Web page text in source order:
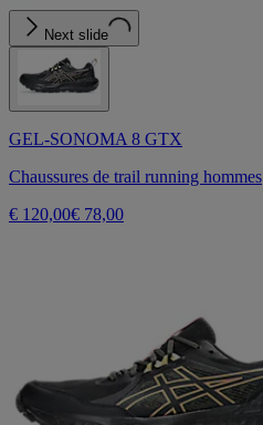
Next slide
GEL-SONOMA 8 GTX
Chaussures de trail running hommes
€ 120,00€ 78,00